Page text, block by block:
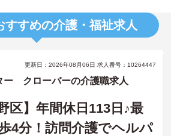
すすめの介護・福祉求人
更新日：2026年08月06日 求人番号：10264447
ー クローバーの介護職求人
区】年間休日113日♪最
4分！訪問介護でヘルパ